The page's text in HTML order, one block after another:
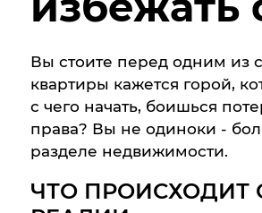
Вы стоите перед одним из
квартиры кажется горой,
с чего начать, боишься
права? Вы не одиноки -
разделе недвижимости.
ЧТО ПРОИСХОДИТ